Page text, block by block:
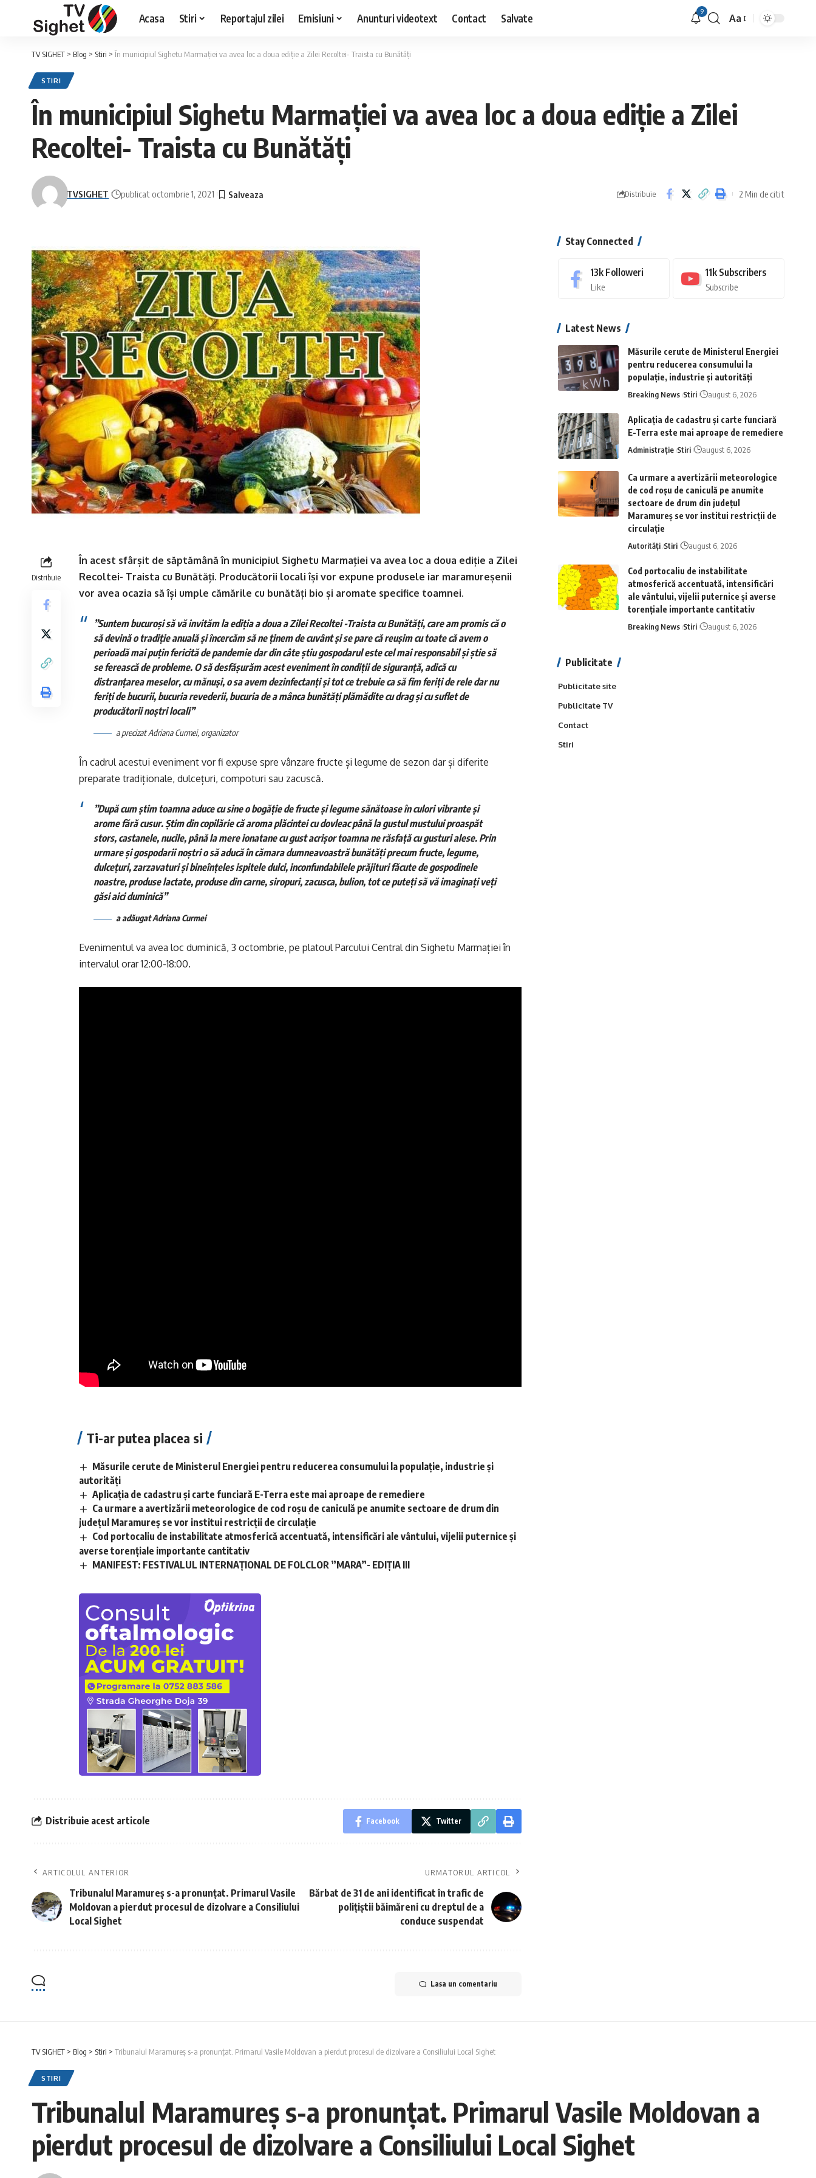
Acasa Stiri Reportajul zilei Emisiuni Anunturi videotext Contact Salvate 9
Font
Aa
TV SIGHET > Blog > Stiri > În municipiul Sighetu Marmației va avea loc a doua ediție a Zilei Recoltei- Traista cu Bunătăți
STIRI
În municipiul Sighetu Marmației va avea loc a doua ediție a Zilei
Recoltei- Traista cu Bunătăți
TVSIGHET publicat octombrie 1, 2021 Distribuie 2 Min de citit
Distribuie
În acest sfârșit de săptămână în municipiul Sighetu Marmației va avea loc a doua ediție a Zilei
Recoltei- Traista cu Bunătăți. Producătorii locali își vor expune produsele iar maramureșenii
vor avea ocazia să își umple cămările cu bunătăți bio și aromate specifice toamnei.
”Suntem bucuroși să vă invităm la ediția a doua a Zilei Recoltei -Traista cu Bunătăți, care am promis că o
să devină o tradiție anuală și încercăm să ne ținem de cuvânt și se pare că reușim cu toate că avem o
perioadă mai puțin fericită de pandemie dar din câte știu gospodarul este cel mai responsabil și știe să
se ferească de probleme. O să desfășurăm acest eveniment în condiții de siguranță, adică cu
distranțarea meselor, cu mănuși, o sa avem dezinfectanți și tot ce trebuie ca să fim feriți de rele dar nu
feriți de bucurii, bucuria revederii, bucuria de a mânca bunătăți plămădite cu drag și cu suflet de
producătorii noștri locali”
a precizat Adriana Curmei, organizator
În cadrul acestui eveniment vor fi expuse spre vânzare fructe și legume de sezon dar și diferite
preparate tradiționale, dulcețuri, compoturi sau zacuscă.
”După cum știm toamna aduce cu sine o bogăție de fructe și legume sănătoase în culori vibrante și
arome fără cusur. Știm din copilărie că aroma plăcintei cu dovleac până la gustul mustului proaspăt
stors, castanele, nucile, până la mere ionatane cu gust acrișor toamna ne răsfață cu gusturi alese. Prin
urmare și gospodarii noștri o să aducă în cămara dumneavoastră bunătăți precum fructe, legume,
dulcețuri, zarzavaturi și bineînțeles ispitele dulci, inconfundabilele prăjituri făcute de gospodinele
noastre, produse lactate, produse din carne, siropuri, zacusca, bulion, tot ce puteți să vă imaginați veți
găsi aici duminică”
a adăugat Adriana Curmei
Evenimentul va avea loc duminică, 3 octombrie, pe platoul Parcului Central din Sighetu Marmației în
intervalul orar 12:00-18:00.
Ti-ar putea placea si
Măsurile cerute de Ministerul Energiei pentru reducerea consumului la populație, industrie și
autorități
Aplicaţia de cadastru şi carte funciară E-Terra este mai aproape de remediere
Ca urmare a avertizării meteorologice de cod roșu de caniculă pe anumite sectoare de drum din
județul Maramureș se vor institui restricții de circulație
Cod portocaliu de instabilitate atmosferică accentuată, intensificări ale vântului, vijelii puternice și
averse torențiale importante cantitativ
MANIFEST: FESTIVALUL INTERNAȚIONAL DE FOLCLOR ”MARA”- EDIȚIA III
Distribuie acest articole Facebook Twitter
ARTICOLUL ANTERIOR
Tribunalul Maramureș s-a pronunțat. Primarul Vasile
Moldovan a pierdut procesul de dizolvare a Consiliului
Local Sighet
URMATORUL ARTICOL
Bărbat de 31 de ani identificat în trafic de
polițiștii băimăreni cu dreptul de a
conduce suspendat
Lasa un comentariu
Stay Connected
13k Followeri
Like
11k Subscribers
Subscribe
Latest News
Măsurile cerute de Ministerul Energiei
pentru reducerea consumului la
populație, industrie și autorități
Breaking News Stiri august 6, 2026
Aplicaţia de cadastru şi carte funciară
E-Terra este mai aproape de remediere
Administrație Stiri august 6, 2026
Ca urmare a avertizării meteorologice
de cod roșu de caniculă pe anumite
sectoare de drum din județul
Maramureș se vor institui restricții de
circulație
Autorități Stiri august 6, 2026
Cod portocaliu de instabilitate
atmosferică accentuată, intensificări
ale vântului, vijelii puternice și averse
torențiale importante cantitativ
Breaking News Stiri august 6, 2026
Publicitate
Publicitate site
Publicitate TV
Contact
Stiri
TV SIGHET > Blog > Stiri > Tribunalul Maramureș s-a pronunțat. Primarul Vasile Moldovan a pierdut procesul de dizolvare a Consiliului Local Sighet
STIRI
Tribunalul Maramureș s-a pronunțat. Primarul Vasile Moldovan a
pierdut procesul de dizolvare a Consiliului Local Sighet